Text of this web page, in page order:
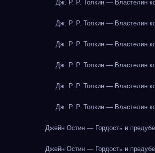
Дж. Р. Р. Толкин — Властелин
Дж. Р. Р. Толкин — Властелин
Дж. Р. Р. Толкин — Властелин
Дж. Р. Р. Толкин — Властелин
Дж. Р. Р. Толкин — Властелин
Дж. Р. Р. Толкин — Властелин
Джейн Остин — Гордость и
Джейн Остин — Гордость и